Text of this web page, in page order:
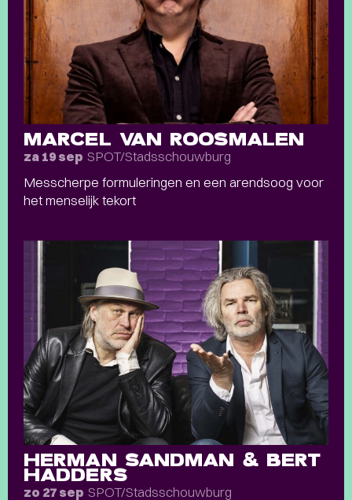
MARCEL VAN ROOSMALEN
za 19 sep SPOT/Stadsschouwburg
Messcherpe formuleringen en een arendsoog voor
het menselijk tekort
HERMAN SANDMAN & BERT
HADDERS
zo 27 sep SPOT/Stadsschouwburg